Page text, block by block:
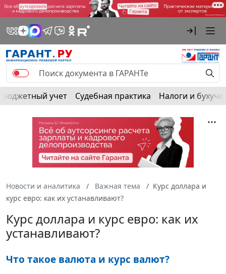
Бюджетный учет Судебная практика Налоги и
Новости и аналитика Важная тема
Курс доллара и
курс евро: как их устанавливают?
Курс доллара и курс евро: как их
устанавливают?
Что такое валюта и курс валют?